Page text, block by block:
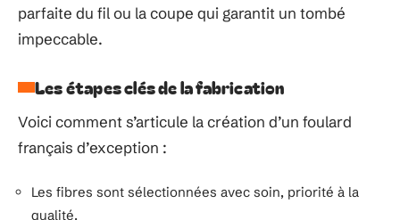
parfaite du fil ou la coupe qui garantit un tombé
impeccable.
Les étapes clés de la fabrication
Voici comment s’articule la création d’un foulard
français d’exception :
Les fibres sont sélectionnées avec soin, priorité à la
qualité.